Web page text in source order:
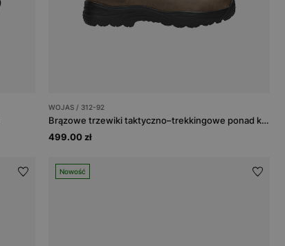
WOJAS / 312-92
Brązowe trzewiki taktyczno–trekkingowe ponad kostkę z membraną Sympatex
499.00 zł
Nowość